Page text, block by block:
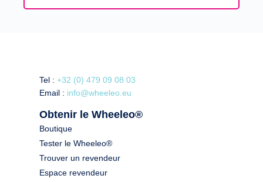
Tel :+32 (0) 479 09 08 03
Email : info@wheeleo.eu
Obtenir le Wheeleo®
Boutique
Tester le Wheeleo®
Trouver un revendeur
Espace revendeur